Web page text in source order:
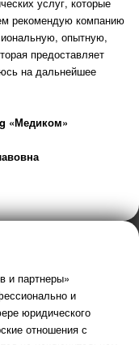
рекомендую компанию
опытную,
предоставляет
на дальнейшее
«Медиком»
и партнеры»
и
юридического
отношения с